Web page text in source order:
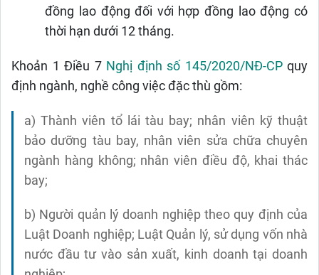
đồng lao động đối với hợp đồng lao động có
thời hạn dưới 12 tháng.
Khoản 1 Điều 7 Nghị định số 145/2020/NĐ-CP quy
định ngành, nghề công việc đặc thù gồm:
a) Thành viên tổ lái tàu bay; nhân viên kỹ thuật
bảo dưỡng tàu bay, nhân viên sửa chữa chuyên
ngành hàng không; nhân viên điều độ, khai thác
bay;
b) Người quản lý doanh nghiệp theo quy định của
Luật Doanh nghiệp; Luật Quản lý, sử dụng vốn nhà
nước đầu tư vào sản xuất, kinh doanh tại doanh